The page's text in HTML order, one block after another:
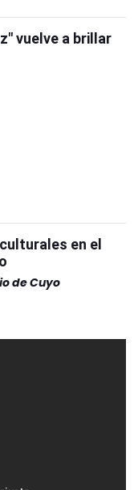
vuelve a brillar
en el
de Cuyo